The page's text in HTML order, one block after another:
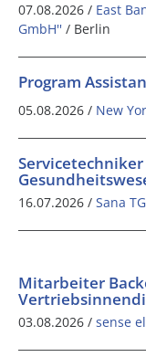
07.08.2026 / East
GmbH'' / Berlin
Program
05.08.2026 / New
Servicetechniker
16.07.2026 / Sana
Mitarbeiter
03.08.2026 / sense